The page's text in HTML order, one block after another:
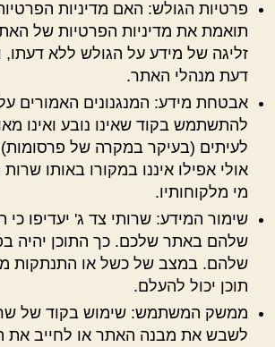
פרטיות הגולש: האם מדיניות
תואמת את מדיניות הפרטיות של
זליגה של מידע על הגולש ללא דעתו,
דעת מנהלי האתר.
אבטחת מידע: המנגנונים האמורים
להתשתמש בקוד שאינו נובע ואינו
לעיתים (בעיקר במקרה של
אולי אפילו איננו במקורו באותו
מי מלקוחותיו.
שימור המידע: שרותי צד ג' יעדיפו
שלהם באתר שלכם. כך התוכן יהיה
שלהם. במצב של כשל או התנתקות
תוכן יכול להעלם.
ממשק המשתמש: שימוש בקוד של
לשבש את מבנה האתר או לחייב את